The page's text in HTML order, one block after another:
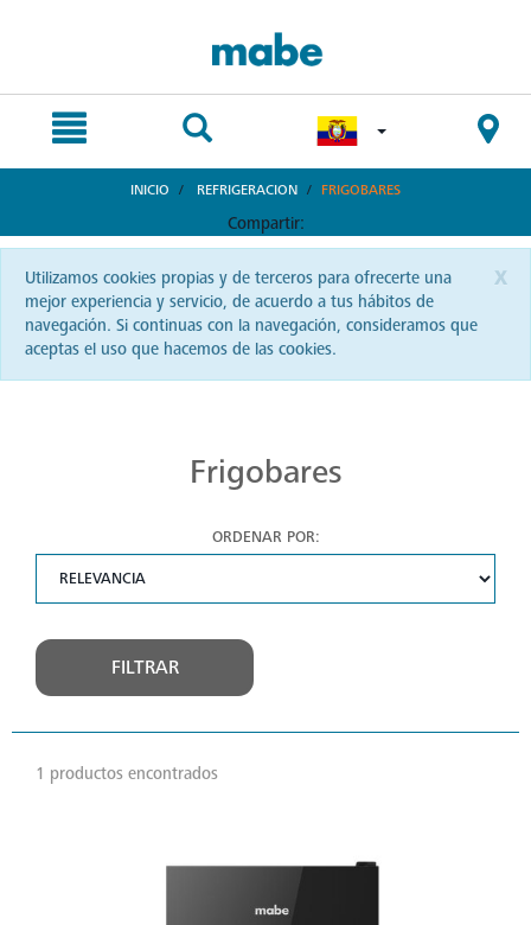
INICIO REFRIGERACION FRIGOBARES
Compartir:
x
Utilizamos cookies propias y de terceros para ofrecerte una
mejor experiencia y servicio, de acuerdo a tus hábitos de
navegación. Si continuas con la navegación, consideramos que
aceptas el uso que hacemos de las cookies.
Frigobares
ORDENAR POR:
FILTRAR
1 productos encontrados